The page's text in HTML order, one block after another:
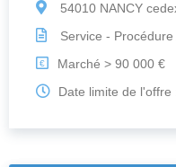
54010 NANCY
Service - Procédure
€
Marché > 90 000 €
Date limite de l'offre